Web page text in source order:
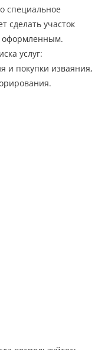
специальное
сделать участок
оформленным.
услуг:
и покупки изваяния,